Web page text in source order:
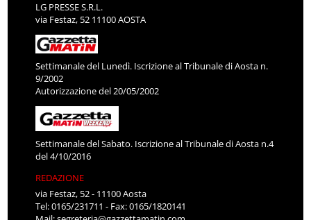
LG PRESSE S.R.L.
via Festaz, 52 11100 AOSTA
Settimanale del Lunedì. Iscrizione al Tribunale di Aosta n.
9/2002
Autorizzazione del 20/05/2002
Settimanale del Sabato. Iscrizione al Tribunale di Aosta n.4
del 4/10/2016
REDAZIONE
via Festaz, 52 - 11100 Aosta
Tel: 0165/231711 - Fax: 0165/1820141